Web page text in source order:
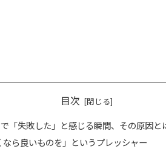
目次
「失敗した」と感じる瞬間、その原因と
なら良いものを」というプレッシャー